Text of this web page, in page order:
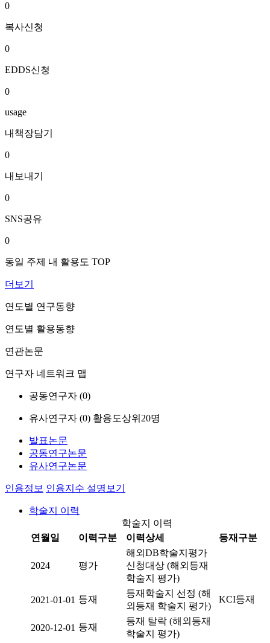
0
복사신청
0
EDDS신청
0
usage
내책장담기
0
내보내기
0
SNS공유
0
동일 주제 내 활용도 TOP
더보기
연도별 연구동향
연도별 활용동향
연관논문
연구자 네트워크 맵
공동연구자 (0)
유사연구자 (0) 활용도상위20명
발표논문
공동연구논문
유사연구논문
인용정보 인용지수 설명보기
학술지 이력
학술지 이력
연월일
이력구분 이력상세 등재구분
2024 평가
해외DB학술지평가
신청대상 (해외등재
학술지 평가)
2021-01-01 등재
등재학술지 선정 (해
외등재 학술지 평가)
KCI등재
2020-12-01 등재
등재 탈락 (해외등재
학술지 평가)